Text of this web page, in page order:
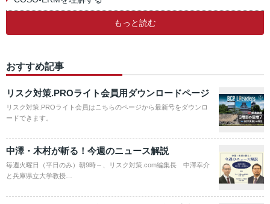
もっと読む
おすすめ記事
リスク対策.PROライト会員用ダウンロードページ
リスク対策.PROライト会員はこちらのページから最新号をダウンロ
ードできます。
中澤・木村が斬る！今週のニュース解説
毎週火曜日（平日のみ）朝9時～、リスク対策.com編集長 中澤幸介
と兵庫県立大学教授…